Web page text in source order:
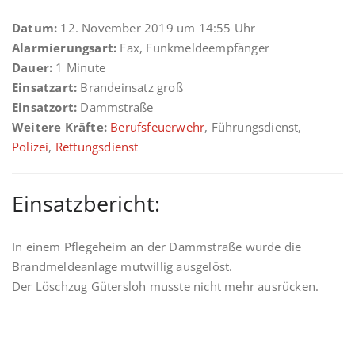
Datum: 12. November 2019 um 14:55 Uhr
Alarmierungsart: Fax, Funkmeldeempfänger
Dauer: 1 Minute
Einsatzart: Brandeinsatz groß
Einsatzort: Dammstraße
Weitere Kräfte: Berufsfeuerwehr, Führungsdienst,
Polizei, Rettungsdienst
Einsatzbericht:
In einem Pflegeheim an der Dammstraße wurde die
Brandmeldeanlage mutwillig ausgelöst.
Der Löschzug Gütersloh musste nicht mehr ausrücken.